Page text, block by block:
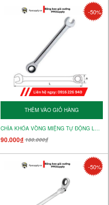
-50%
THÊM VÀO GIỎ HÀNG
CHÌA KHÓA VÒNG MIỆNG TỰ ĐỘNG LẮC LÉO 12mm – MÃ 15238
90.000₫180.000₫
-50%